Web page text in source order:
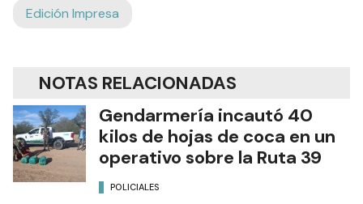
Edición Impresa
NOTAS RELACIONADAS
Gendarmería incautó 40
kilos de hojas de coca en un
operativo sobre la Ruta 39
POLICIALES